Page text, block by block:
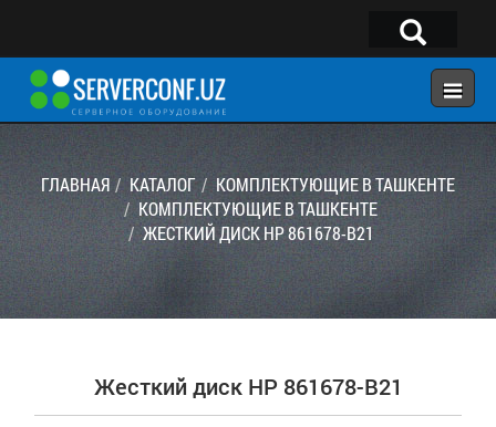
×
ГЛАВНАЯ
КОНФИГУРАТОР
КАТАЛОГ
УСЛУГИ
Telegram:@serverconf_uz
Тел: (90) 932-18-00
ГЛАВНАЯ КАТАЛОГ
КОМПЛЕКТУЮЩИЕ В ТАШКЕНТЕ
КОМПЛЕКТУЮЩИЕ В ТАШКЕНТЕ
ЖЕСТКИЙ ДИСК HP 861678-B21
Жесткий диск HP 861678-B21